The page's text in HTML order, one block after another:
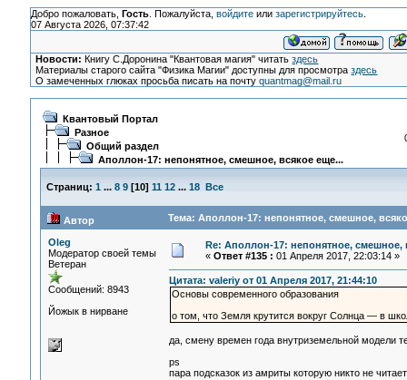
Добро пожаловать, Гость. Пожалуйста, войдитеили зарегистрируйтесь.
07 Августа 2026, 07:37:42
Новости: Книгу С.Доронина "Квантовая магия" читатьздесь
Материалы старого сайта "Физика Магии" доступны для просмотраздесь
О замеченных глюках просьба писать на почтуquantmag@mail.ru
Квантовый Портал
Разное
Общий раздел
Аполлон-17: непонятное, смешное, всякое еще...
Страниц: 1 ... 8 9[10] 11 12 ... 18 Все
Автор Тема: Аполлон-17: непонятное, смешное,
Oleg
Модератор своей темы
Ветеран
Сообщений: 8943
Йожык в нирване
Re: Аполлон-17: непонятное, смешное,
« Ответ #135 : 01 Апреля 2017, 22:03:14 »
Цитата: valeriy от 01 Апреля 2017, 21:44:10
Основы современного образования
о том, что Земля крутится вокруг Солнца — в
да, смену времен года внутриземельной модели
ps
пара подсказок из амриты которую никто не читает